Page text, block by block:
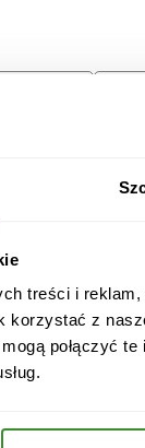
treści i
z
połączyć